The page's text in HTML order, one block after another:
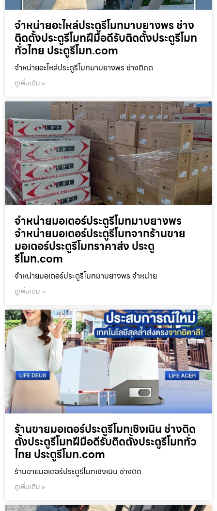
จำหน่ายอะไหล่ประตูรีโมทมาบยางพร ช่าง
ติดตั้งประตูรีโมทฝีมือดีรับติดตั้งประตูรีโมท
ทั่วไทย ประตูรีโมท.com
จำหน่ายอะไหล่ประตูรีโมทมาบยางพร ช่างติดต
ดูเพิ่มเติม »
จำหน่ายมอเตอร์ประตูรีโมทมาบยางพร
จำหน่ายมอเตอร์ประตูรีโมทจากร้านขาย
มอเตอร์ประตูรีโมทราคาส่ง ประตู
รีโมท.com
จำหน่ายมอเตอร์ประตูรีโมทมาบยางพร จำหน่าย
ดูเพิ่มเติม »
ร้านขายมอเตอร์ประตูรีโมทเชิงเนิน ช่างติด
ตั้งประตูรีโมทฝีมือดีรับติดตั้งประตูรีโมททั่ว
ไทย ประตูรีโมท.com
ร้านขายมอเตอร์ประตูรีโมทเชิงเนิน ช่างติด
ดูเพิ่มเติม »